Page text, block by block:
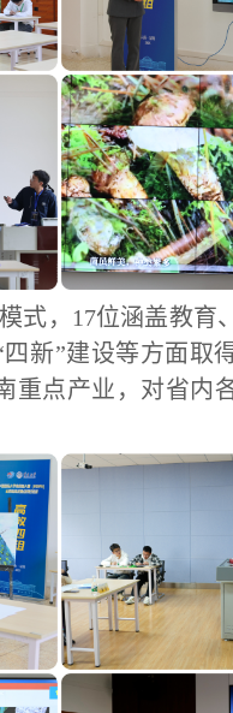
式，17位涵盖教育
新”建设等方面取
重点产业，对省内